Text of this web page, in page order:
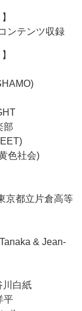
ンテンツ収録
部
色社会)
京都立片倉高等
& Jean-
川白紙
平